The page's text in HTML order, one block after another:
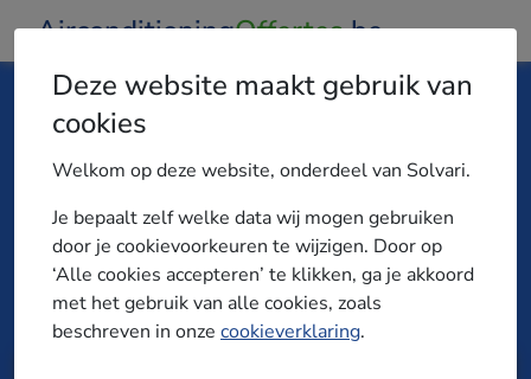
Deze website maakt gebruik van
cookies
Welkom op deze website, onderdeel van Solvari.
Je bepaalt zelf welke data wij mogen gebruiken
door je cookievoorkeuren te wijzigen. Door op
‘Alle cookies accepteren’ te klikken, ga je akkoord
met het gebruik van alle cookies, zoals
beschreven in onze cookieverklaring.
AirconditioningOffertes.be
Vergelijk gratis airconditioning offertes
Wij vergelijken 138 airconditioning-installateurs uit
jouw regio. Je ontvangt tot 4 offertes en vindt zo
makkelijk en snel de beste deal voor airconditioning
op maat!